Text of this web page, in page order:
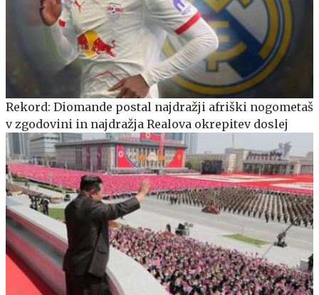
Rekord: Diomande postal najdražji afriški nogometaš
v zgodovini in najdražja Realova okrepitev doslej